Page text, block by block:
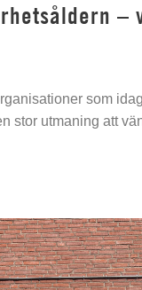
–
som
stor utmaning att